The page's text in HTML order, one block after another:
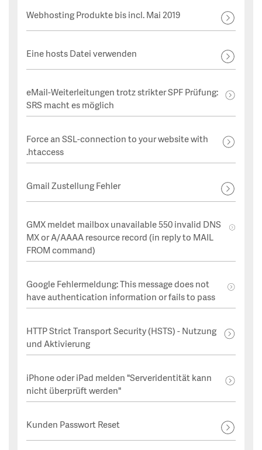
Webhosting Produkte bis incl. Mai 2019
Eine hosts Datei verwenden
eMail-Weiterleitungen trotz strikter SPF Prüfung:
SRS macht es möglich
Force an SSL-connection to your website with
.htaccess
Gmail Zustellung Fehler
GMX meldet mailbox unavailable 550 invalid DNS
MX or A/AAAA resource record (in reply to MAIL
FROM command)
Google Fehlermeldung: This message does not
have authentication information or fails to pass
HTTP Strict Transport Security (HSTS) - Nutzung
und Aktivierung
iPhone oder iPad melden "Serveridentität kann
nicht überprüft werden"
Kunden Passwort Reset